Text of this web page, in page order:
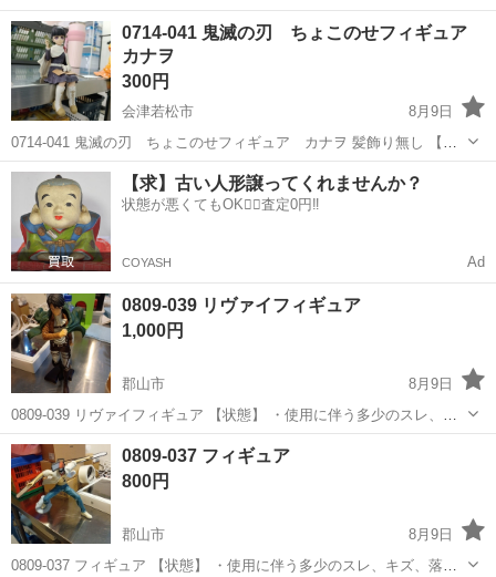
悟空) フィギュア 【状態】 ・使用頻度の少ない美品です ・詳細は現地
でご確認ください ・お値引きは出来かねますので...
福島 会津若松市 フィギュア
0714-041 鬼滅の刃 ちょこのせフィギュア
カナヲ
300円
会津若松市
8月9日
0714-041 鬼滅の刃 ちょこのせフィギュア カナヲ 髪飾り無し 【状
態】 ・使用に伴う多少のスレ、キズ、落としきれない汚れなどござい
ます ・詳細は現地でご確認ください ・お値引きは出来かねますのでご
了承願...
福島 会津若松市 フィギュア カナヲ
【求】古い人形譲ってくれませんか？
状態が悪くてもOK🙆‍♀️査定0円‼️
COYASH Ad
0809-039 リヴァイフィギュア
1,000円
郡山市
8月9日
0809-039 リヴァイフィギュア 【状態】 ・使用に伴う多少のスレ、キ
ズ、落としきれない汚れなどございます ・詳細は現地でご確認くださ
い ・お値引きは出来かねますのでご了承願います ※中古品のため、状
態...
福島 郡山市 現地
0809-037 フィギュア
800円
郡山市
8月9日
0809-037 フィギュア 【状態】 ・使用に伴う多少のスレ、キズ、落と